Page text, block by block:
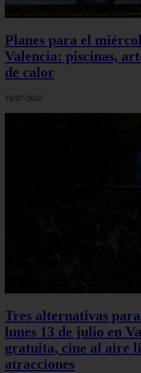
Planes para el
Valencia: piscinas,
de calor
16/07/2026
Tres alternativas
lunes 13 de julio en
gratuita, cine al aire
atracciones